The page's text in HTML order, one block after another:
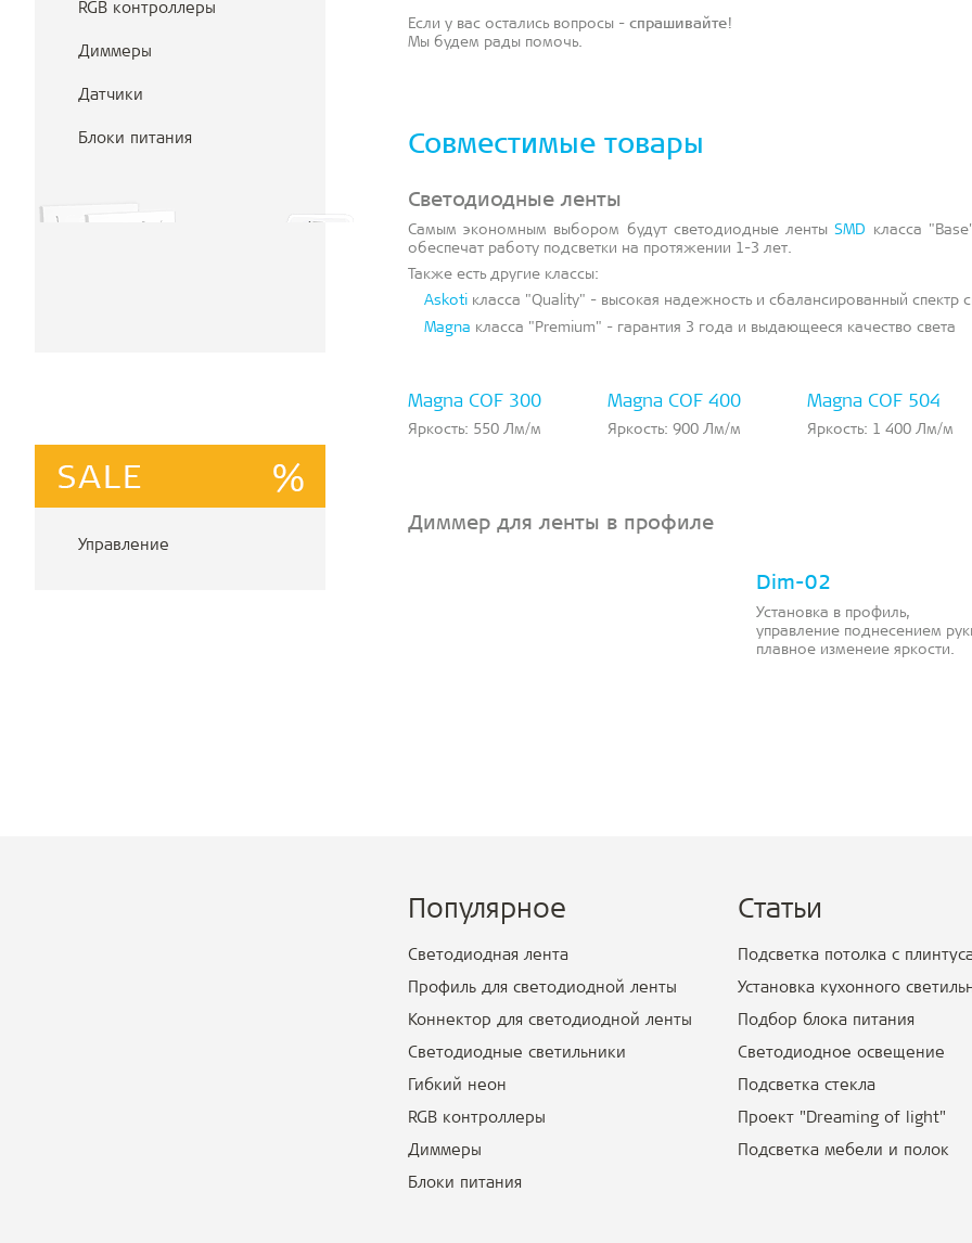
RGB контроллеры
Диммеры
Датчики
Блоки питания
Управление
Если у вас остались вопросы - спрашивайте!
Мы будем рады помочь.
Совместимые товары
Светодиодные ленты
Самым экономным выбором будут светодиодные лентыSMD класса
обеспечат работу подсветки на протяжении 1-3 лет.
Также есть другие классы:
Askoti класса "Quality" - высокая надежность и сбалансированный спектр
Magna класса "Premium" - гарантия 3 года и выдающееся качество света
Magna COF 300
Яркость: 550 Лм/м
Magna COF 400
Яркость: 900 Лм/м
Magna COF 504
Яркость: 1 400 Лм/м
Диммер для ленты в профиле
Dim-02
Установка в профиль,
управление поднесением
плавное изменеие яркости.
Популярное
Светодиодная лента
Профиль для светодиодной ленты
Коннектор для светодиодной ленты
Светодиодные светильники
Гибкий неон
RGB контроллеры
Диммеры
Блоки питания
Статьи
Подсветка потолка с плинтуса
Установка кухонного
Подбор блока питания
Светодиодное освещение
Подсветка стекла
Проект "Dreaming of light"
Подсветка мебели и полок